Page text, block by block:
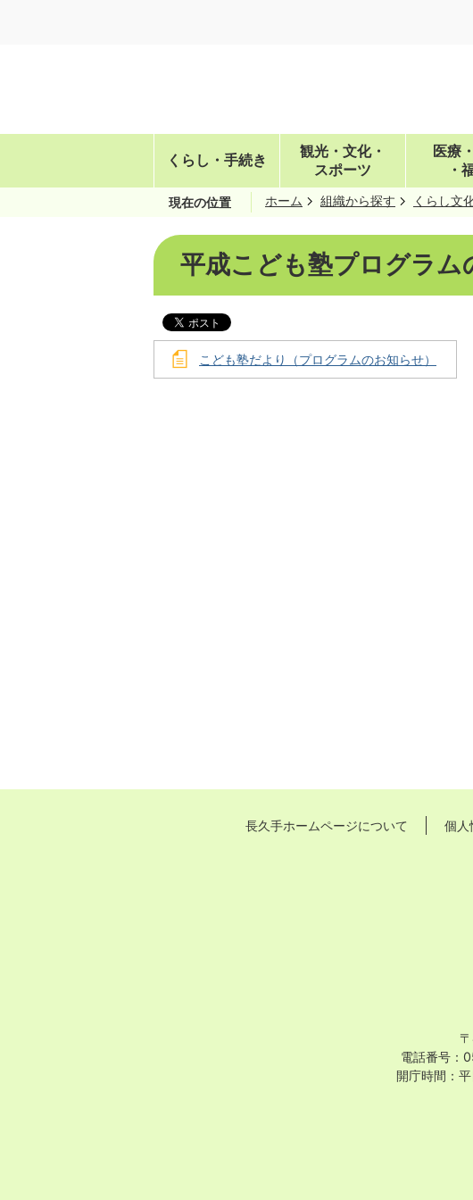
くらし・手続き
観光・文化・
スポーツ
医療
・
現在の位置 ホーム 組織から探す くらし文
平成こども塾プログラム
こども塾だより（プログラムのお知らせ）
長久手ホームページについて 個人
電話番号：
開庁時間：